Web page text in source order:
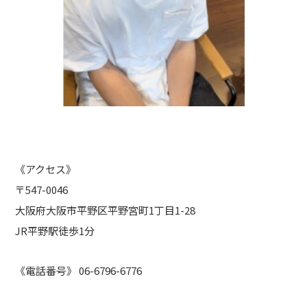
《アクセス》
〒547-0046
大阪府大阪市平野区平野宮町1丁目1-28
JR平野駅徒歩1分
《電話番号》 06-6796-6776